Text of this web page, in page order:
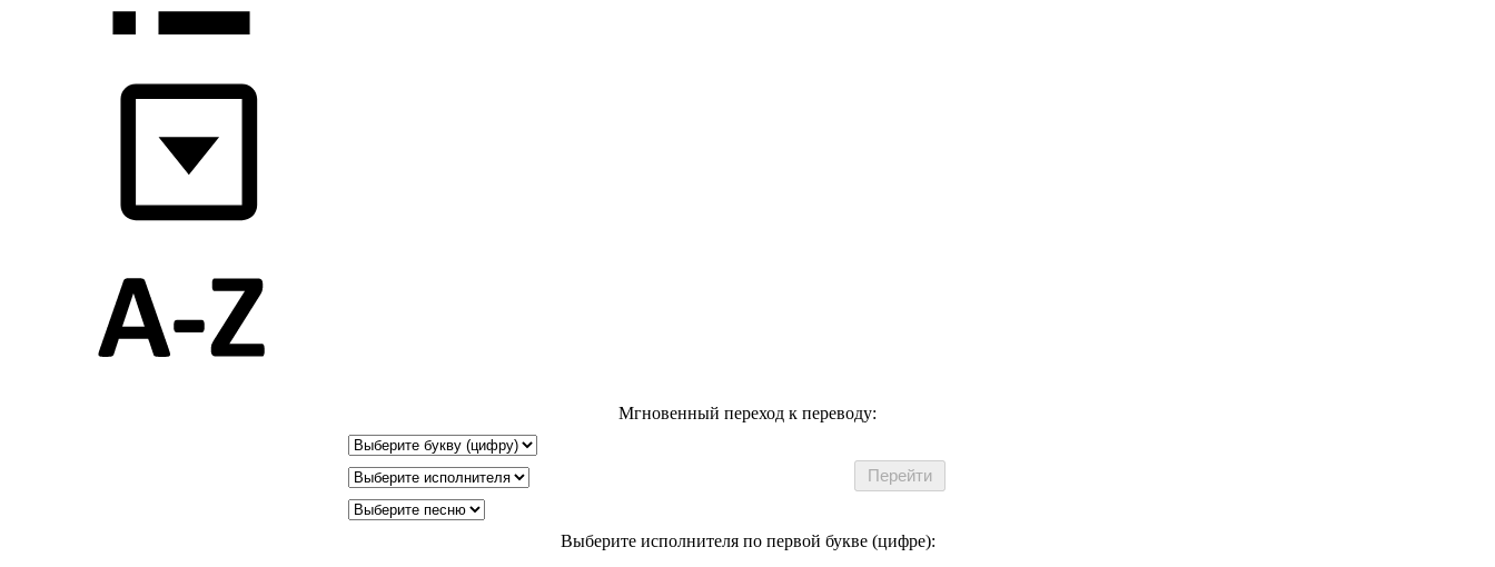
Мгновенный переход к переводу:
Выберите исполнителя по первой букве (цифре):